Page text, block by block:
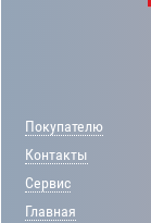
Покупателю
Контакты
Сервис
Главная